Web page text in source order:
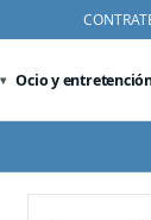
Ocio y